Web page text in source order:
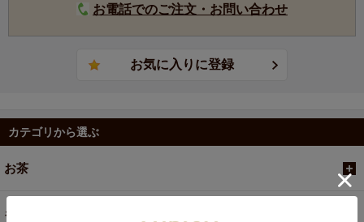
お電話でのご注文・お問い合わせ
カテゴリから選ぶ
お茶
ギフト